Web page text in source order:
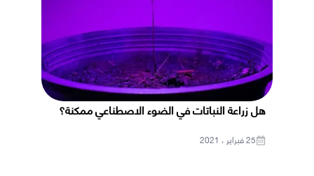
هل زراعة النباتات في الضوء الاصطناعي ممكنة؟
25 فبراير ، 2021